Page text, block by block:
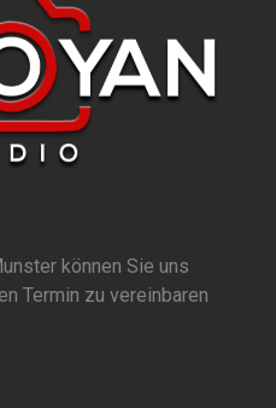
können Sie uns
Termin zu vereinbaren